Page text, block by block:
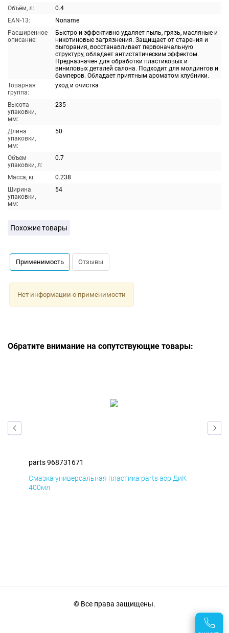
Объём, л:
0.4
EAN-13:
Noname
Расширенное
описание:
Быстро и эффективно удаляет пыль, грязь, масляные и
никотиновые загрязнения. Защищает от старения и
выгорания, восстанавливает первоначальную
структуру, обладает антистатическим эффектом.
Предназначен для обработки пластиковых и
виниловых деталей салона. Подходит для молдингов и
бамперов. Обладает приятным ароматом клубники.
Товарная
группа:
уход и очистка
Высота
упаковки,
мм:
235
Длина
упаковки,
мм:
50
Объем
упаковки, л:
0.7
Масса, кг:
0.238
Ширина
упаковки,
мм:
54
Похожие товары
Применимость Отзывы
Нет информации о применимости
Обратите внимание на сопутствующие товары:
parts 968731671
Смазка универсальная пластика parts аэр ДиК
400мл
© Все права защищены.